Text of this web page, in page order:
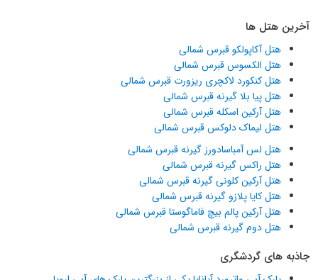
آخرین هتل ها
هتل آکاپولکو قبرس شمالی
هتل الکسوس قبرس شمالی
هتل کنکورد لاکچری ریزورت قبرس شمالی
هتل پیا بلا گیرنه قبرس شمالی
هتل آرکین اسکله قبرس شمالی
هتل لیماک دلوکس قبرس شمالی
هتل لس آمباسادورز گیرنه قبرس شمالی
هتل راکس گیرنه قبرس شمالی
هتل آرکین کلونی گیرنه قبرس شمالی
هتل کایا پلازو گیرنه قبرس شمالی
هتل آرکین پالم بیچ فاماگوستا قبرس شمالی
هتل دوم گیرنه قبرس شمالی
جاذبه های گردشگری